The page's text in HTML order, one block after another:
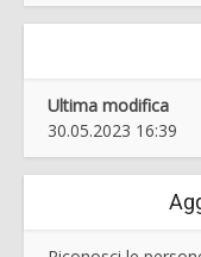
Ultima modifica
30.05.2023 16:39